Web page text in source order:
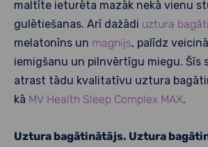
maltīte ieturēta mazāk nekā vienu
gulētiešanas. Arī dažādi uztura
melatonīns un magnijs, palīdz
iemigšanu un pilnvērtīgu miegu. Šīs
atrast tādu kvalitatīvu uztura
kā MV Health Sleep Complex MAX.
Uztura bagātinātājs. Uztura